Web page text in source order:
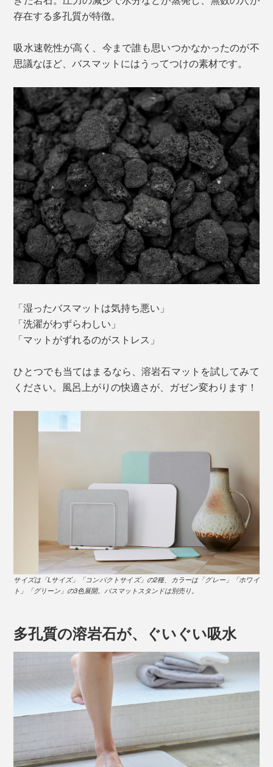
存在する多孔質が特徴。
吸水速乾性が高く、今まで誰も思いつかなかったのが不
思議なほど、バスマットにはうってつけの素材です。
「湿ったバスマットは気持ち悪い」
「洗濯がわずらわしい」
「マットがずれるのがストレス」
ひとつでも当てはまるなら、溶岩石マットを試してみて
ください。風呂上がりの快適さが、ガゼン変わります！
サイズは「Lサイズ」「コンパクトサイズ」の2種、カラーは「グレー」「ホワイ
ト」「グリーン」の3色展開。バスマットスタンドは別売り。
多孔質の溶岩石が、ぐいぐい吸水